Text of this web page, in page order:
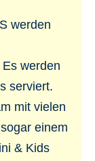
werden
werden
serviert.
mit vielen
einem
& Kids